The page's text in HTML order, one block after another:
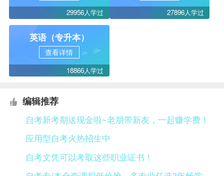
29956人学过 27896人学过
英语（专升本）
查看详情
18866人学过
编辑推荐
自考新考期送现金啦~老朋带新友，一起赚学费！
应用型自考火热招生中
自考文凭可以考取这些职业证书！